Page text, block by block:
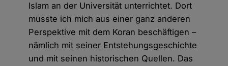
Islam an der Universität unterrichtet. Dort
musste ich mich aus einer ganz anderen
Perspektive mit dem Koran beschäftigen –
nämlich mit seiner Entstehungsgeschichte
und mit seinen historischen Quellen. Das